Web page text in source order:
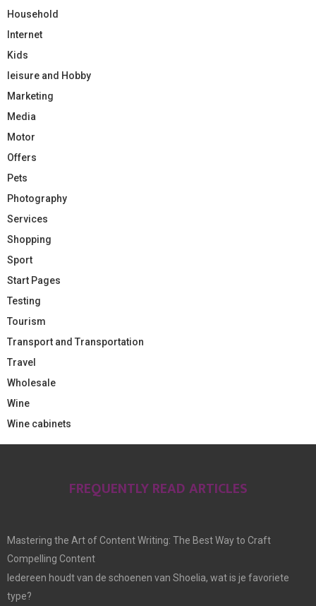
Household
Internet
Kids
leisure and Hobby
Marketing
Media
Motor
Offers
Pets
Photography
Services
Shopping
Sport
Start Pages
Testing
Tourism
Transport and Transportation
Travel
Wholesale
Wine
Wine cabinets
FREQUENTLY READ ARTICLES
Mastering the Art of Content Writing: The Best Way to Craft
Compelling Content
Iedereen houdt van de schoenen van Shoelia, wat is je favoriete
type?